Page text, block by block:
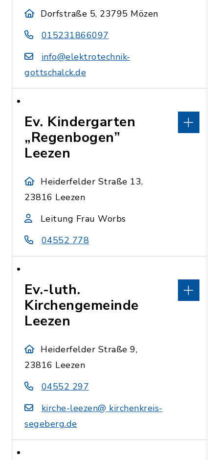
Dorfstraße 5, 23795 Mözen
015231866097
info@elektrotechnik-
gottschalck.de
Ev. Kindergarten
„Regenbogen”
Leezen
Heiderfelder Straße 13,
23816 Leezen
Leitung Frau Worbs
04552 778
Ev.-luth.
Kirchengemeinde
Leezen
Heiderfelder Straße 9,
23816 Leezen
04552 297
kirche-leezen@ kirchenkreis-
segeberg.de